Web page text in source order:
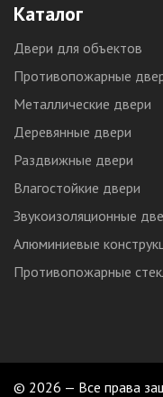
Каталог
Двери для объектов
Противопожарные
Металлические двери
Деревянные двери
Раздвижные двери
Влагостойкие двери
Звукоизоляционные
Алюминиевые
Противопожарные
© 2026 — Все права